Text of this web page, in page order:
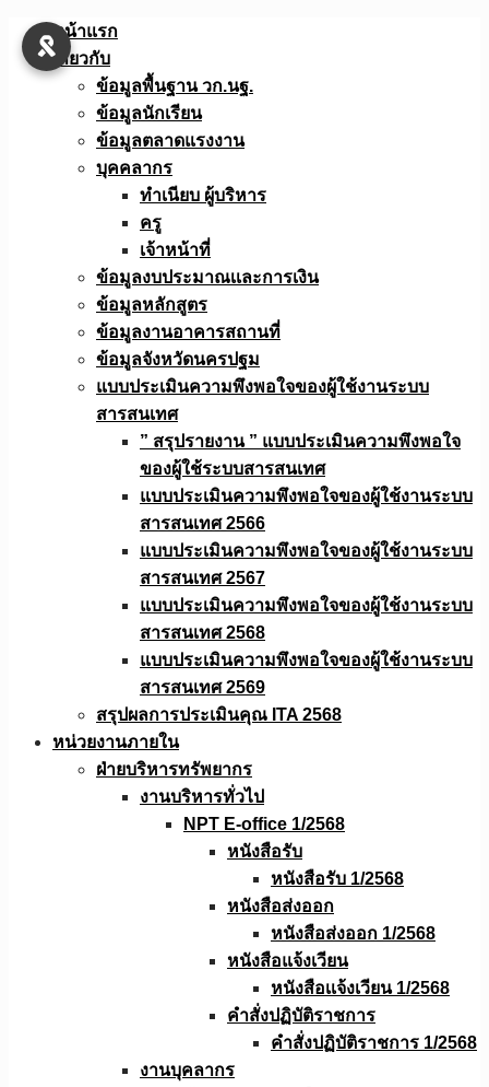
Skip
หน้าแรก
เกี่ยวกับ
ข้อมูลพื้นฐาน วก.นฐ.
ข้อมูลนักเรียน
ข้อมูลตลาดแรงงาน
บุคคลากร
ทำเนียบ ผู้บริหาร
ครู
เจ้าหน้าที่
ข้อมูลงบประมาณเเละการเงิน
ข้อมูลหลักสูตร
ข้อมูลงานอาคารสถานที่
ข้อมูลจังหวัดนครปฐม
แบบประเมินความพึงพอใจของผู้ใช้งานระบบ
สารสนเทศ
” สรุปรายงาน ” แบบประเมินความพึงพอใจ
ของผู้ใช้ระบบสารสนเทศ
แบบประเมินความพึงพอใจของผู้ใช้งานระบบ
สารสนเทศ 2566
แบบประเมินความพึงพอใจของผู้ใช้งานระบบ
สารสนเทศ 2567
แบบประเมินความพึงพอใจของผู้ใช้งานระบบ
สารสนเทศ 2568
แบบประเมินความพึงพอใจของผู้ใช้งานระบบ
สารสนเทศ 2569
สรุปผลการประเมินคุณ ITA 2568
หน่วยงานภายใน
ฝ่ายบริหารทรัพยากร
งานบริหารทั่วไป
NPT E-office 1/2568
หนังสือรับ
หนังสือรับ 1/2568
หนังสือส่งออก
หนังสือส่งออก 1/2568
หนังสือแจ้งเวียน
หนังสือเเจ้งเวียน 1/2568
คำสั่งปฏิบัติราชการ
คำสั่งปฏิบัติราชการ 1/2568
งานบุคลากร